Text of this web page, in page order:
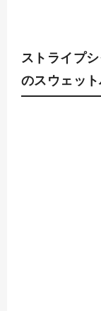
ストライプ
のスウェッ